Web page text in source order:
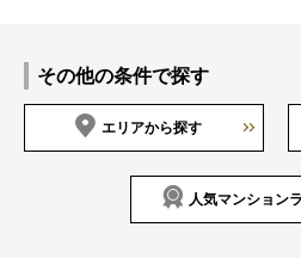
その他の条件で探す
エリアから探す
人気マンション